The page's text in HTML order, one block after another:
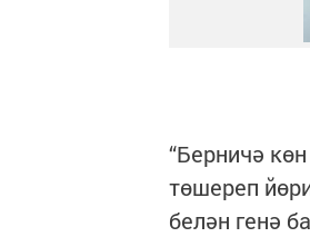
“Берничә
төшереп
белән генә